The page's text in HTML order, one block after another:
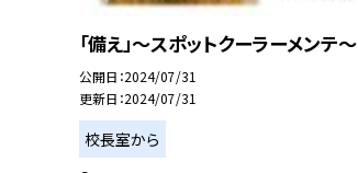
「備え」〜スポットクーラーメンテ〜
公開日 2024/07/31
更新日 2024/07/31
校長室から